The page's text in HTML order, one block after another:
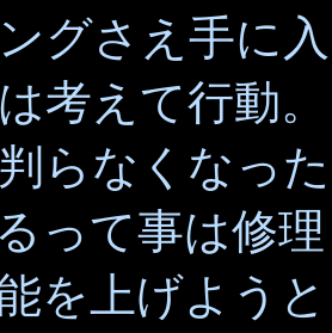
グさえ手に
考えて行動。
らなくなっ
って事は修
を上げよう